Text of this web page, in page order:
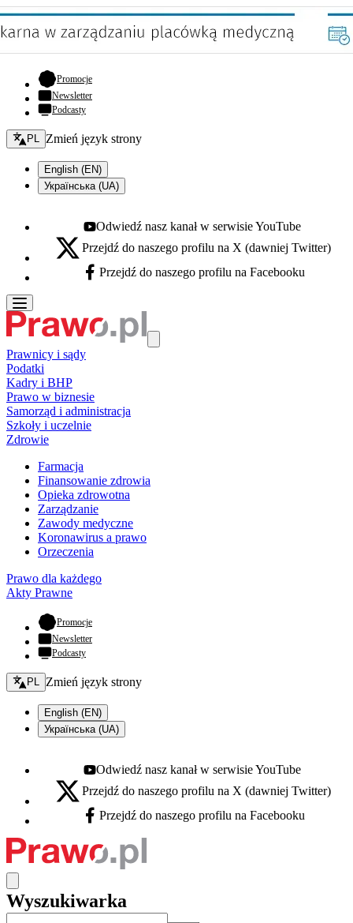
Promocje- otwiera się w nowej karcie
Newsletter
Podcasty
Zmień język - bieżący:
PL Zmień język strony
English (EN)
Українська (UA)
Youtube - otwiera się w nowej karcie
Odwiedź nasz kanał w serwisie YouTube
X - otwiera się w nowej karcie
Przejdź do naszego profilu na X (dawniej Twitter)
Facebook - otwiera się w nowej karcie
Przejdź do naszego profilu na Facebooku
Prawnicy i sądy
Podatki
Kadry i BHP
Prawo w biznesie
Samorząd i administracja
Szkoły i uczelnie
Zdrowie
Farmacja
Finansowanie zdrowia
Opieka zdrowotna
Zarządzanie
Zawody medyczne
Koronawirus a prawo
Orzeczenia
Prawo dla każdego
Akty Prawne
Promocje- otwiera się w nowej karcie
Newsletter
Podcasty
Zmień język - bieżący:
PL Zmień język strony
English (EN)
Українська (UA)
Youtube - otwiera się w nowej karcie
Odwiedź nasz kanał w serwisie YouTube
X - otwiera się w nowej karcie
Przejdź do naszego profilu na X (dawniej Twitter)
Facebook - otwiera się w nowej karcie
Przejdź do naszego profilu na Facebooku
Wyszukiwarka